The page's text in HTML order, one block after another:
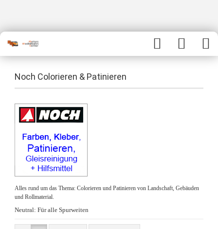
Noch Colorieren & Patinieren
Alles rund um das Thema: Colorieren und Patinieren von Landschaft, Gebäuden
und Rollmaterial.
Neutral: Für alle Spurweiten